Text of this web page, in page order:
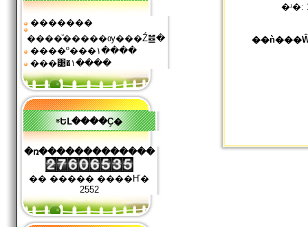
�������
����ͧ�����ѹ���Ź䷹�
����º���١����
���͹�١����
ʶԵԼ����Ҫ�
�ռ�������������
�� ����� ����Ҥ�
2552
�ʴ�: